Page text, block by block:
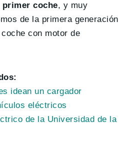
coche, y muy
de la primera generación
con motor de
idean un cargador
eléctricos
de la Universidad de la